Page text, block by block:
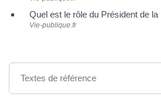
Quel est le rôle du Président de la
Vie-publique.fr
Textes de référence